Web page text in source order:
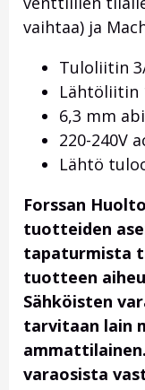
vaihtaa) ja
Tuloliitin
Lähtöliitin
6,3 mm
220-240V
Lähtö
Forssan
tuotteiden
tapaturmista
tuotteen
Sähköisten
tarvitaan lain
varaosista